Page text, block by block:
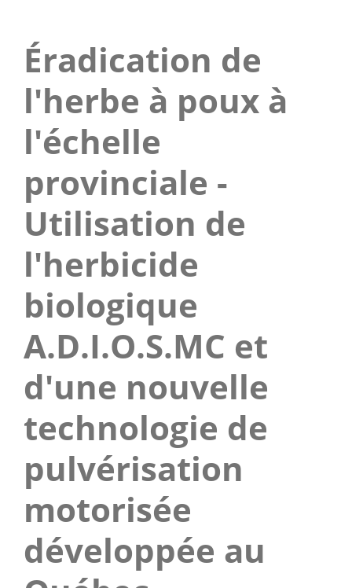
Éradication de
l'herbe à poux à
l'échelle
provinciale -
Utilisation de
l'herbicide
biologique
A.D.I.O.S.MC et
d'une nouvelle
technologie de
pulvérisation
motorisée
développée au